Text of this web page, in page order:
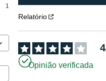
1
Relatório
4
Opinião verificada